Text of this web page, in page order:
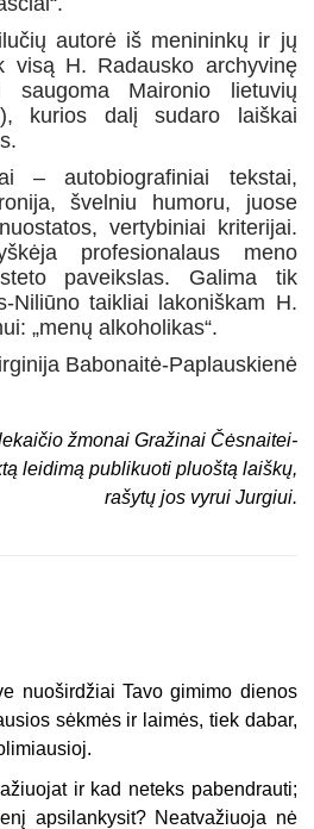
autorė iš menininkų ir jų
visą H. Radausko archyvinę
saugoma Maironio lietuvių
kurios dalį sudaro laiškai
– autobiografiniai tekstai,
švelniu humoru, juose
vertybiniai kriterijai.
profesionalaus meno
paveikslas. Galima tik
Niliūno taikliai lakoniškam H.
„menų alkoholikas“.
Babonaitė-Paplauskienė
žmonai Gražinai Čėsnaitei-
leidimą publikuoti pluoštą laiškų,
rašytų jos vyrui Jurgiui.
nuoširdžiai Tavo gimimo dienos
sėkmės ir laimės, tiek dabar,
ir kad neteks pabendrauti;
apsilankysit? Neatvažiuoja nė